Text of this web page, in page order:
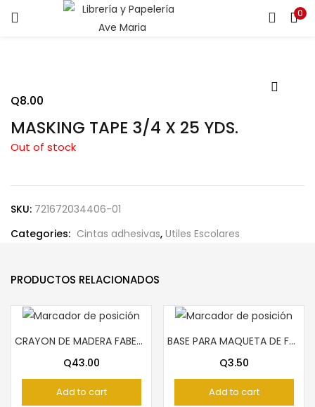
0
ENTRAR REGISTRARSE
Recuérdame
MASKING TAPE 3/4 X 25 YDS.
Q8.00
Out of stock
SKU: 721672034406-01
Categories: Cintas adhesivas, Utiles Escolares
PRODUCTOS RELACIONADOS
CRAYON DE MADERA FABER CASTELL 24 COLORES LARGO
Q43.00
Add to cart
BASE PARA MAQUETA DE FUTBOL
Q3.50
Add to cart